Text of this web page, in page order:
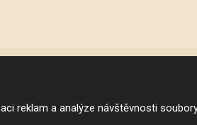
vytvořila eBRÁNA s.r.o.
použití| Prohlášení o přístupnosti
reklam a analýze návštěvnosti